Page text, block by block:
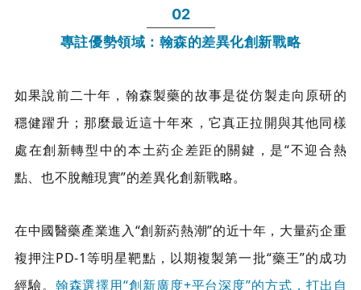
02
專註優勢領域：翰森的差異化創新戰略
如果說前二十年，翰森製藥的故事是從仿製走向原研的
穩健躍升；那麼最近這十年來，它真正拉開與其他同樣
處在創新轉型中的本土葯企差距的關鍵，是“不迎合熱
點、也不脫離現實”的差異化創新戰略。
在中國醫藥產業進入“創新葯熱潮”的近十年，大量葯企重
複押注PD-1等明星靶點，以期複製第一批“藥王”的成功
經驗。 翰森選擇用“創新廣度+平台深度”的方式，打出自